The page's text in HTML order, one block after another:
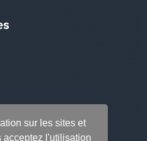
sur les sites et
l'utilisation